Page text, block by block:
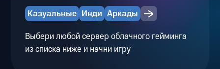
Казуальные Инди Аркады
Выбери любой сервер облачного гейминга
из списка ниже и начни игру